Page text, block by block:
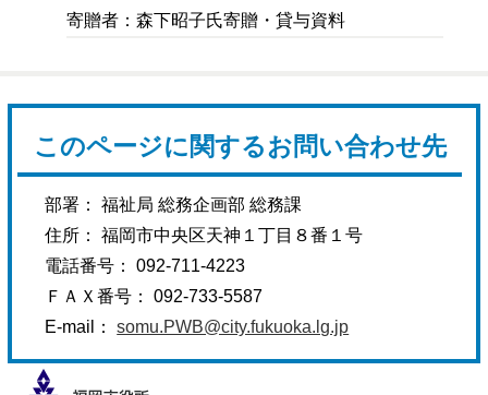
寄贈者：森下昭子氏寄贈・貸与資料
このページに関するお問い合わせ先
部署： 福祉局 総務企画部 総務課
住所： 福岡市中央区天神１丁目８番１号
電話番号： 092-711-4223
ＦＡＸ番号： 092-733-5587
E-mail：somu.PWB@city.fukuoka.lg.jp